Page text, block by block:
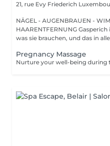
21, rue Evy Friederich
NÄGEL - AUGENBRAUEN -
HAARENTFERNUNG Gasperich ist für alle, die genau wissen,
was sie brauchen, und das in
Pregnancy Massage